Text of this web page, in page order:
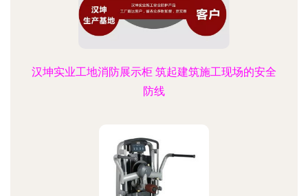
汉坤实业工地消防展示柜 筑起建筑施工现场的安全
防线